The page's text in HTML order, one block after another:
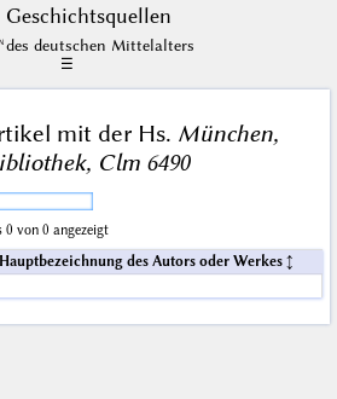
Geschichts­quellen
des deutschen Mittelalters
☰
mit der Hs. München,
Clm 6490
0 von 0 angezeigt
Hauptbezeichnung des Autors oder Werkes